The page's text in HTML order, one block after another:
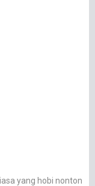
yang hobi nonton